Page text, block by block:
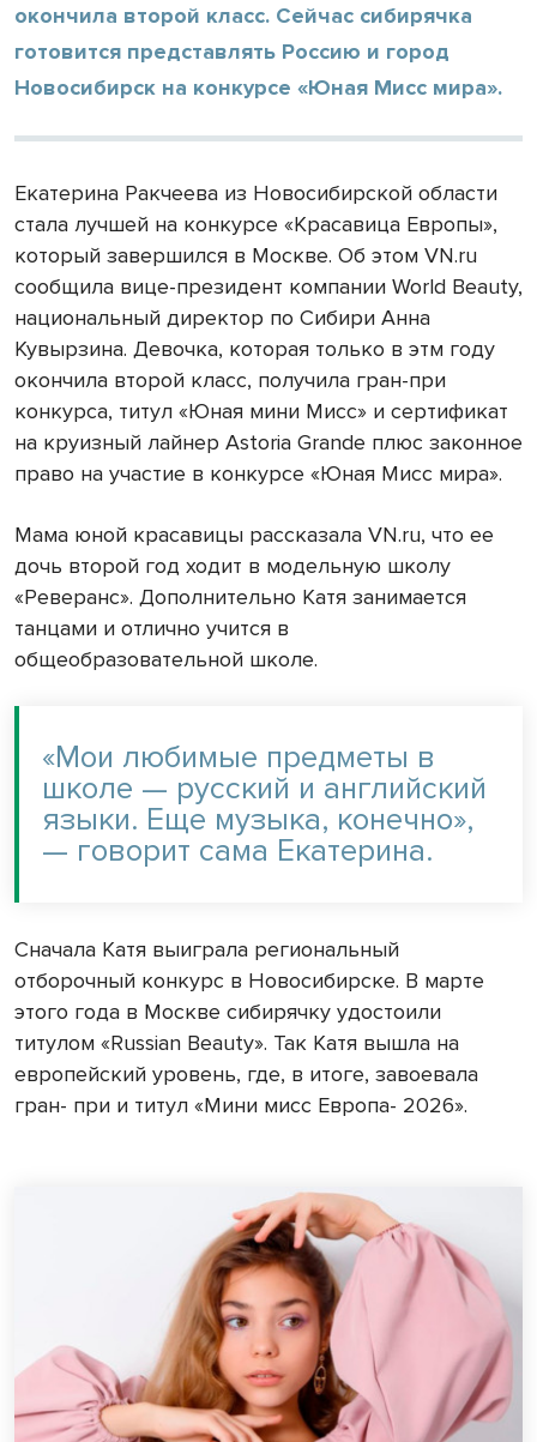
окончила второй класс. Сейчас сибирячка
готовится представлять Россию и город
Новосибирск на конкурсе «Юная Мисс мира».
Екатерина Ракчеева из Новосибирской области
стала лучшей на конкурсе «Красавица Европы»,
который завершился в Москве. Об этом VN.ru
сообщила вице-президент компании World Beauty,
национальный директор по Сибири Анна
Кувырзина. Девочка, которая только в этм году
окончила второй класс, получила гран-при
конкурса, титул «Юная мини Мисс» и сертификат
на круизный лайнер Astoria Grande плюс законное
право на участие в конкурсе «Юная Мисс мира».
Мама юной красавицы рассказала VN.ru, что ее
дочь второй год ходит в модельную школу
«Реверанс». Дополнительно Катя занимается
танцами и отлично учится в
общеобразовательной школе.
«Мои любимые предметы в
школе — русский и английский
языки. Еще музыка, конечно»,
— говорит сама Екатерина.
Сначала Катя выиграла региональный
отборочный конкурс в Новосибирске. В марте
этого года в Москве сибирячку удостоили
титулом «Russian Beauty». Так Катя вышла на
европейский уровень, где, в итоге, завоевала
гран- при и титул «Мини мисс Европа- 2026».